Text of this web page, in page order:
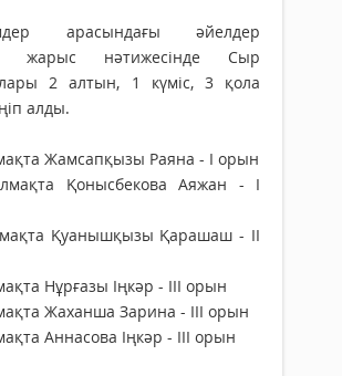
арасындағы әйелдер
жарыс нәтижесінде Сыр
2 алтын, 1 күміс, 3 қола
алды.
Жамсапқызы Раяна - І орын
Қонысбекова Аяжан - І
Қуанышқызы Қарашаш - ІІ
Нұрғазы Іңкәр - ІІІ орын
Жаханша Зарина - ІІІ орын
Аннасова Іңкәр - ІІІ орын